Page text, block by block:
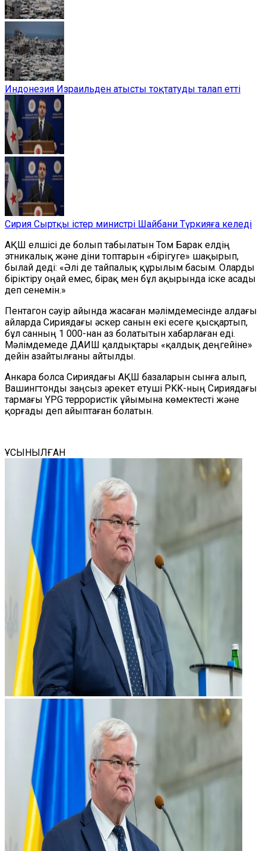
Индонезия Израильден атысты тоқтатуды талап етті
Сирия Сыртқы істер министрі Шайбани Түркияға келеді
АҚШ елшісі де болып табылатын Том Барак елдің
этникалық және діни топтарын «бірігуге» шақырып,
былай деді: «Әлі де тайпалық құрылым басым. Оларды
біріктіру оңай емес, бірақ мен бұл ақырында іске асады
деп сенемін.»
Пентагон сәуір айында жасаған мәлімдемесінде алдағы
айларда Сириядағы әскер санын екі есеге қысқартып,
бұл санның 1 000-нан аз болатытын хабарлаған еді.
Мәлімдемеде ДАИШ қалдықтары «қалдық деңгейіне»
дейін азайтылғаны айтылды.
Анкара болса Сириядағы АҚШ базаларын сынға алып,
Вашингтонды заңсыз әрекет етуші PKK-ның Сириядағы
тармағы YPG террористік ұйымына көмектесті және
қорғады деп айыптаған болатын.
ҰСЫНЫЛҒАН